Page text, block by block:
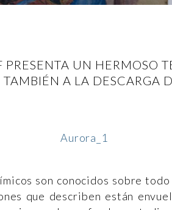
PRESENTA UN HERMOSO
TAMBIÉN A LA DESCARGA
son conocidos sobre
que describen están